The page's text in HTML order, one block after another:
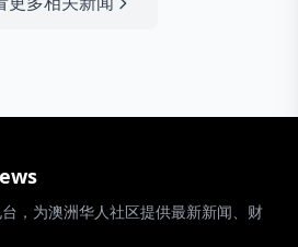
，为澳洲华人社区提供最新新闻、财